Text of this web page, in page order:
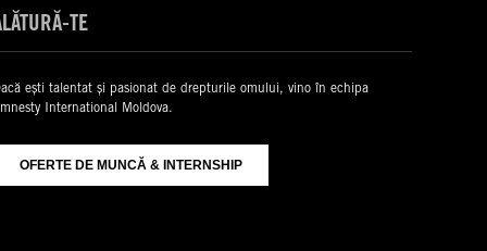
TE
ești talentat și pasionat de drepturile omului, vino în echipa
International Moldova.
OFERTE DE MUNCĂ & INTERNSHIP